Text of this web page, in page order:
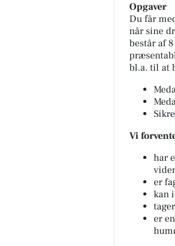
Opgaver
Du får
når sine
består af
bl.a. til at
Vi
har
er
kan
er